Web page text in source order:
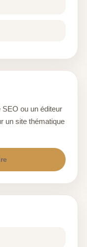
ou un éditeur
un site thématique